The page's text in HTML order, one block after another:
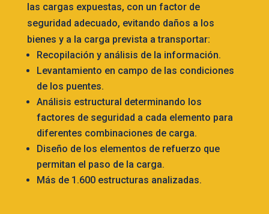
las cargas expuestas, con un factor de
seguridad adecuado, evitando daños a los
bienes y a la carga prevista a transportar:
Recopilación y análisis de la información.
Levantamiento en campo de las condiciones
de los puentes.
Análisis estructural determinando los
factores de seguridad a cada elemento para
diferentes combinaciones de carga.
Diseño de los elementos de refuerzo que
permitan el paso de la carga.
Más de 1.600 estructuras analizadas.